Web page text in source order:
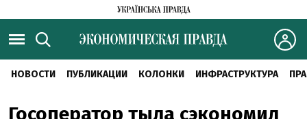
НОВОСТИ ПУБЛИКАЦИИ КОЛОНКИ ИНФРАСТРУКТУРА
Госоператор тыла сэкономил